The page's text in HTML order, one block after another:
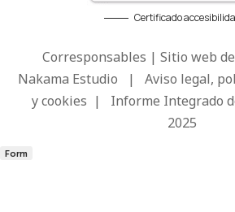
Certificado
Corresponsables | Sitio web
Nakama Estudio | Aviso legal,
y cookies | Informe Integrado
2025
Form